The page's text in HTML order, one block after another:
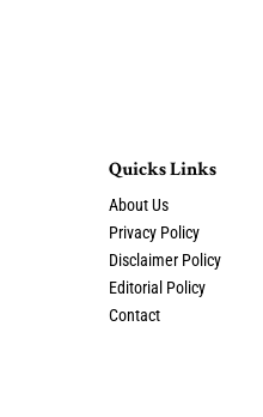
Quicks Links
About Us
Privacy Policy
Disclaimer Policy
Editorial Policy
Contact